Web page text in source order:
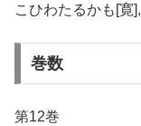
こひわたるかも[寛],
巻数
第12巻